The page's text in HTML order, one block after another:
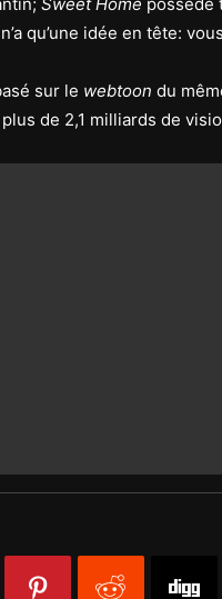
qu’une idée en tête:
sur le webtoon du
de 2,1 milliards de